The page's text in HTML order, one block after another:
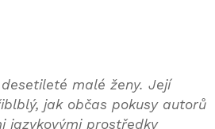
malé ženy. Její
jak občas pokusy autorů
jazykovými prostředky